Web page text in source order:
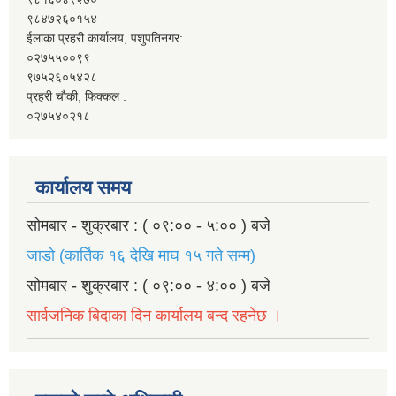
९८४७२६०१५४
ईलाका प्रहरी कार्यालय, पशुपतिनगर:
०२७५५००९९
९७५२६०५४२८
प्रहरी चौकी, फिक्कल :
०२७५४०२१८
कार्यालय समय
सोमबार - शुक्रबार : ( ०९:०० - ५:०० ) बजे
जाडो (कार्तिक १६ देखि माघ १५ गते सम्म)
सोमबार - शुक्रबार : ( ०९:०० - ४:०० ) बजे
सार्वजनिक बिदाका दिन कार्यालय बन्द रहनेछ ।